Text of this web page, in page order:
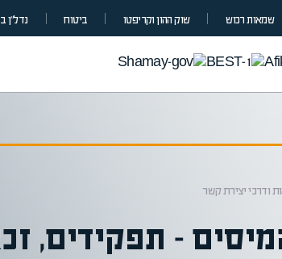
שמאות רכוש שוק ההון וקריפטו ביטוח נדל”ן
ודרכי יצירת קשר
– תפקידים,